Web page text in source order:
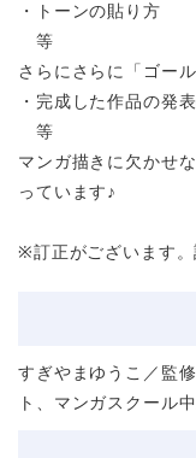
・トーンの貼り方
等
さらにさらに「ゴー
・完成した作品の発
等
マンガ描きに欠かせ
っています♪
※訂正がございます。
すぎやまゆうこ／監
ト、マンガスクール